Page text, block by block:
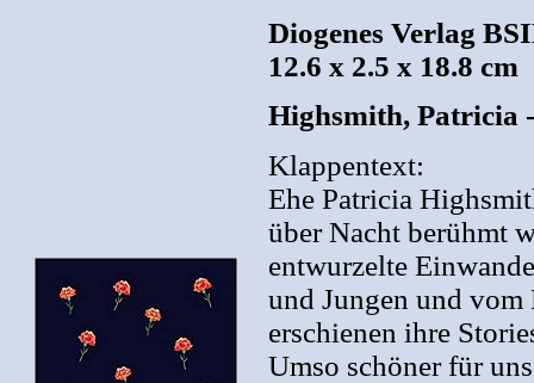
Diogenes Verlag
12.6 x 2.5 x 18.8 cm
Highsmith, Patricia
Klappentext:
Ehe Patricia
über Nacht berühmt
entwurzelte
und Jungen und vom
erschienen ihre
Umso schöner für